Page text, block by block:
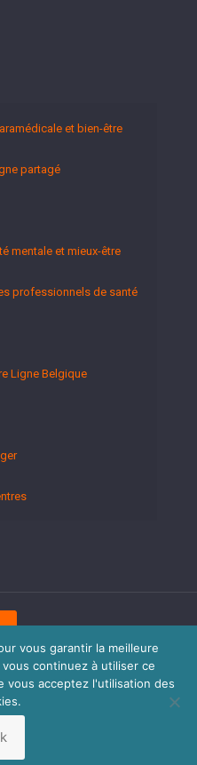
et bien-être
partagé
mentale et mieux-être
professionnels de santé
Ligne Belgique
Bruxelles.Tous droits
qui soutiennent vos soins.
et hypnotherapeutes.
la Vie Privée
vous garantir la meilleure
continuez à utiliser ce
vous acceptez l'utilisation des